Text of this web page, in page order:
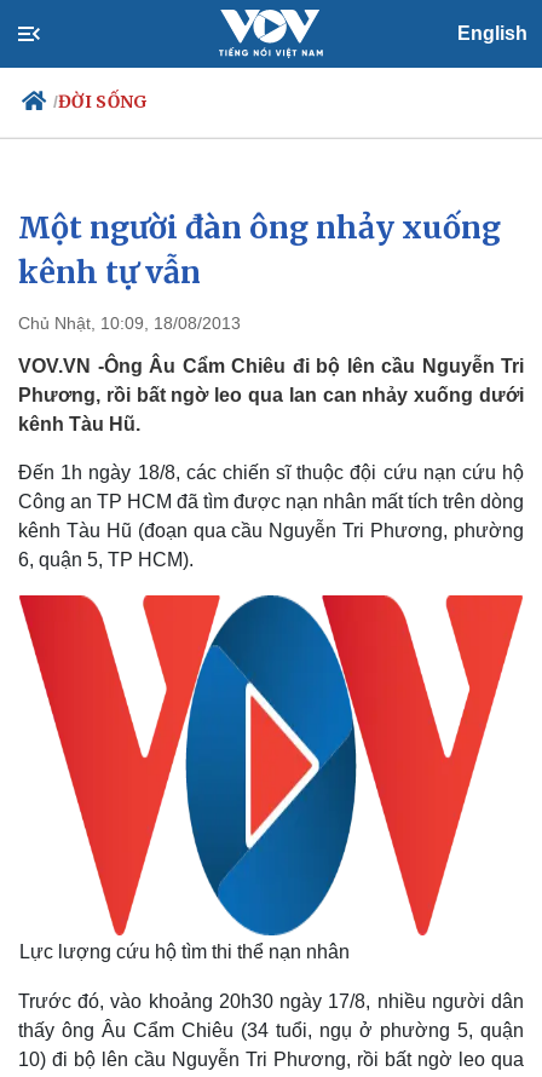
English
/ĐỜI SỐNG
Chính trị
Đảng
Tổ chức nhân sự
Nhận diện sự thật
Xã hội
Việc làm
Biển đảo
Một người đàn ông nhảy xuống
kênh tự vẫn
Chủ Nhật, 10:09, 18/08/2013
VOV.VN -Ông Âu Cẩm Chiêu đi bộ lên cầu Nguyễn Tri
Phương, rồi bất ngờ leo qua lan can nhảy xuống dưới
kênh Tàu Hũ.
Đến 1h ngày 18/8, các chiến sĩ thuộc đội cứu nạn cứu hộ
Công an TP HCM đã tìm được nạn nhân mất tích trên dòng
kênh Tàu Hũ (đoạn qua cầu Nguyễn Tri Phương, phường
6, quận 5, TP HCM).
Lực lượng cứu hộ tìm thi thể nạn nhân
Trước đó, vào khoảng 20h30 ngày 17/8, nhiều người dân
thấy ông Âu Cẩm Chiêu (34 tuổi, ngụ ở phường 5, quận
10) đi bộ lên cầu Nguyễn Tri Phương, rồi bất ngờ leo qua